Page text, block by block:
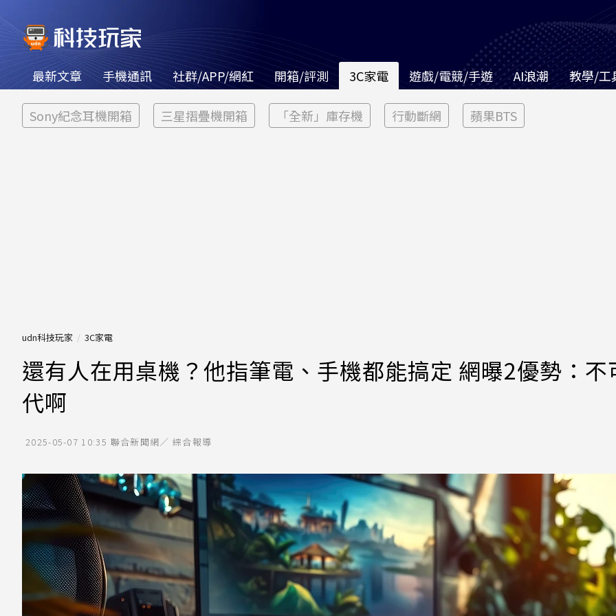
最新文章 手機通訊 社群/APP/網紅 開箱/評測 3C家電 遊戲/電競/手遊 AI浪潮 教學/工
Sony紀念耳機開箱 三星摺疊機開箱 「全新」庫存機 行動斷網 蘋果BTS
udn科技玩家 3C家電
還有人在用桌機？他指筆電、手機都能搞定 網曝2優勢：不
代啊
2025-05-07 10:35 聯合新聞網／ 綜合報導